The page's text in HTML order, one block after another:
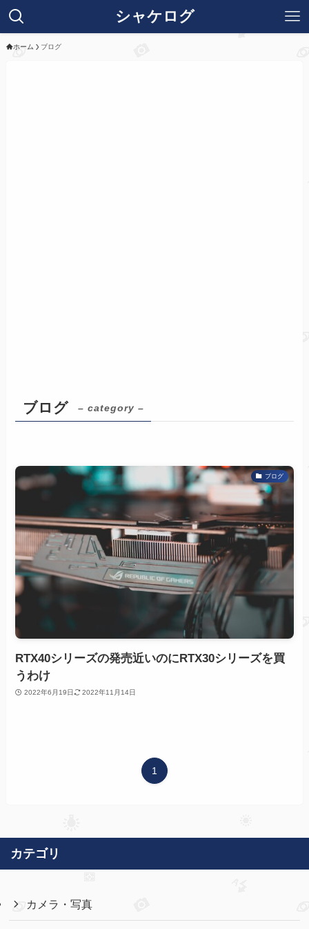
シャケログ
ホーム ブログ
ブログ – category –
ブログ
RTX40シリーズの発売近いのにRTX30シリーズを買
うわけ
2022年6月19日 2022年11月14日
1
カテゴリ
カメラ・写真